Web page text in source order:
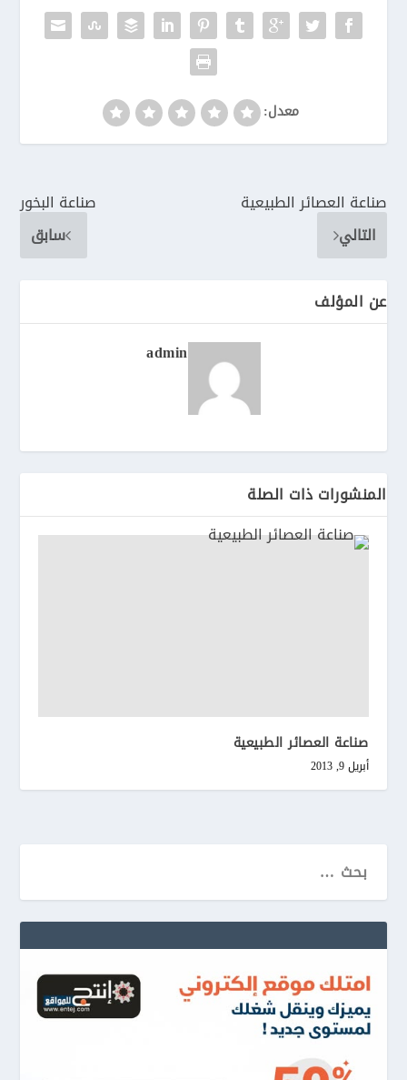
معدل:
صناعة البخور
سابق
صناعة العصائر الطبيعية
التالي
عن المؤلف
admin
المنشورات ذات الصلة
صناعة العصائر الطبيعية
أبريل 9, 2013